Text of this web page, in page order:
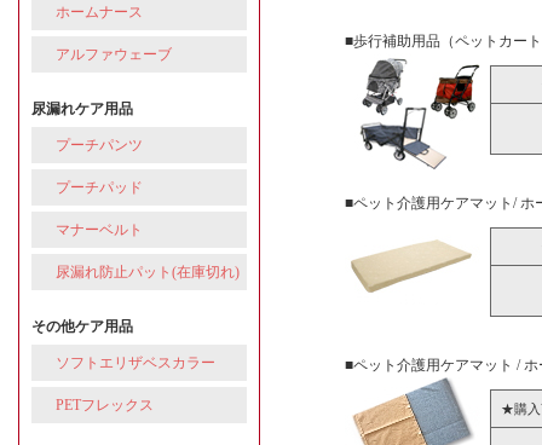
ホームナース
アルファウェーブ
尿漏れケア用品
プーチパンツ
プーチパッド
マナーベルト
尿漏れ防止パット(在庫切れ)
その他ケア用品
ソフトエリザベスカラー
PETフレックス
■歩行補助用品（ペットカー
■ペット介護用ケアマット/ ホ
■ペット介護用ケアマット /
★購入